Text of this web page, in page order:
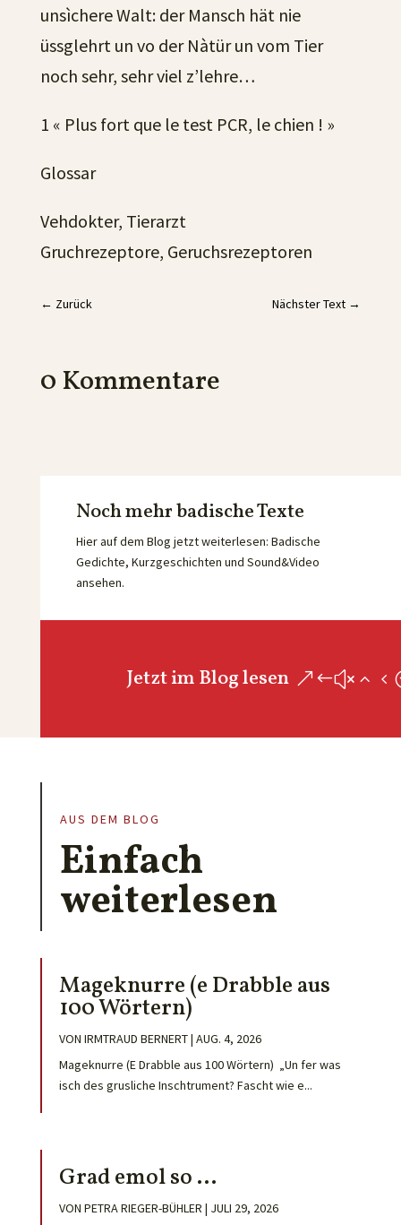
unsìchere Walt: der Mansch hät nie
üssglehrt un vo der Nàtür un vom Tier
noch sehr, sehr viel z’lehre…
1 « Plus fort que le test PCR, le chien ! »
Glossar
Vehdokter, Tierarzt
Gruchrezeptore, Geruchsrezeptoren
← Zurück Nächster Text →
0 Kommentare
Noch mehr badische Texte
Hier auf dem Blog jetzt weiterlesen: Badische
Gedichte, Kurzgeschichten und Sound&Video
ansehen.
Jetzt im Blog lesen
AUS DEM BLOG
Einfach
weiterlesen
Mageknurre (e Drabble aus
100 Wörtern)
VON IRMTRAUD BERNERT| AUG. 4, 2026
Mageknurre (E Drabble aus 100 Wörtern) „Un fer was
isch des grusliche Inschtrument? Fascht wie e...
Grad emol so …
VON PETRA RIEGER-BÜHLER | JULI 29, 2026